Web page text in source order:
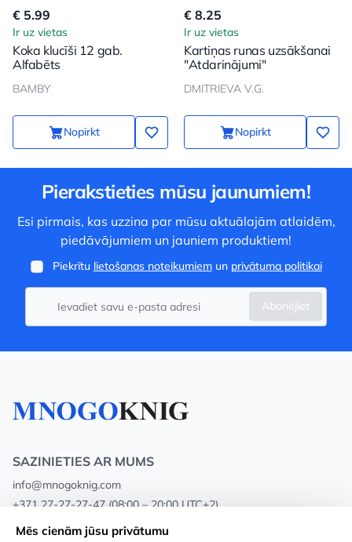
€ 5.99
Ir uz vietas
Koka klucīši 12 gab.
Alfabēts
BAMBY
Nopirkt
€ 8.25
Ir uz vietas
Kartiņas runas uzsākšanai
"Atdarinājumi"
DMITRIEVA V.G.
Nopirkt
Pierakstieties mūsu jaunumiem!
Esi pirmais, kas uzzina par mūsu aktuālajām atlaidēm,
piedāvājumiem un jauniem produktiem!
Piekrītu lietošanas noteikumiemun privātuma politikai
Abonējiet
SAZINIETIES AR MUMS
info@mnogoknig.com
+371 27-27-27-47 (08:00 – 20:00 UTC+2)
Rīga, Augusta Deglava 69d, LV-1082
Mēs cienām jūsu privātumu